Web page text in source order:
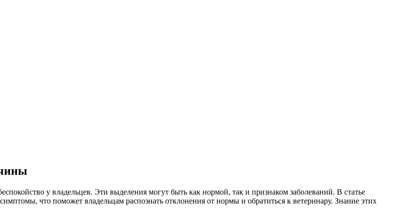
у владельцев. Эти выделения могут быть как нормой, так и признаком заболеваний. В статье
что поможет владельцам распознать отклонения от нормы и обратиться к ветеринару. Знание этих